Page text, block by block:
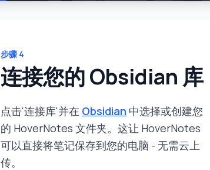
步骤 4
连接您的 Obsidian 库
点击'连接库'并在 Obsidian 中选择或创建您
的 HoverNotes 文件夹。这让 HoverNotes
可以直接将笔记保存到您的电脑 - 无需云上
传。